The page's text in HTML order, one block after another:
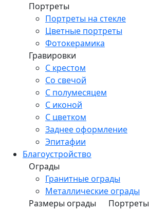
Портреты
Портреты на стекле
Цветные портреты
Фотокерамика
Гравировки
С крестом
Со свечой
С полумесяцем
С иконой
С цветком
Заднее оформление
Эпитафии
Благоустройство
Ограды
Гранитные ограды
Металлические ограды
Размеры ограды
Портреты